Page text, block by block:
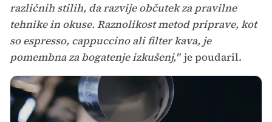
različnih stilih, da razvije občutek za pravilne
tehnike in okuse. Raznolikost metod priprave, kot
so espresso, cappuccino ali filter kava, je
pomembna za bogatenje izkušenj," je poudaril.